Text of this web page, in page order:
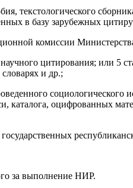
текстологического
в базу зарубежных
комиссии
цитирования; или 5
и др.;
социологического
каталога, оцифрованных
за выполнение НИР.